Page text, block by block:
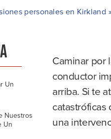
personales en Kirkland
Un
Nuestros
Un
Caminar por
conductor
arriba. Si te
una